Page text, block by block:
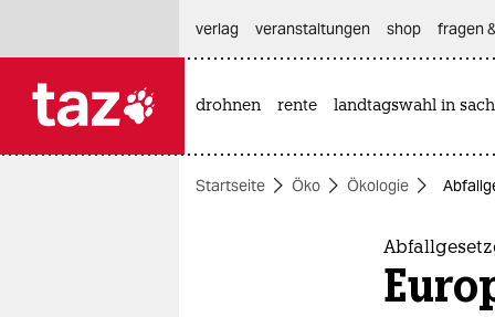
themen
verlag
veranstaltungen shop fragen
drohnen rente landtagswahl in
Startseite Öko Ökologie